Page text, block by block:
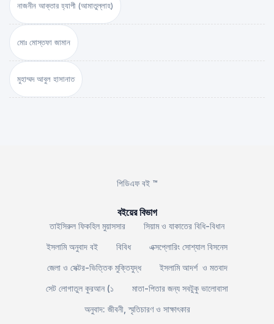
নাজনীন আক্তার হ্যাপী (আমাতুল্লাহ)
মোঃ মোস্তফা জামান
মুহাম্মদ আবুল হাসানাত
পিডিএফ বই ™
বইয়ের বিভাগ
তাইসিরুল ফিকহিল মুয়াসসার
সিয়াম ও যাকাতের বিধি-বিধান
ইসলামি অনুবাদ বই
বিবিধ
এক্সপ্লোরিং সোশ্যাল বিসনেস
জেলা ও সেক্টর-ভিত্তিক মুক্তিযুদ্ধ
ইসলামি আদর্শ ও মতবাদ
সেট লোগাতুল কুরআন (১
মাতা-পিতার জন্য সবটুকু ভালোবাসা
অনুবাদ: জীবনী, স্মৃতিচারণ ও সাক্ষাৎকার